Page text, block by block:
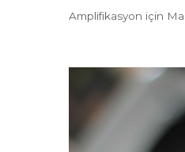
Amplifikasyon için